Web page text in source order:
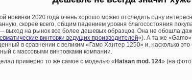
новинки 2020 года очень хорошо можно отследить одну
скорее всего, общим падением уровня благосостояния
выход на рынок все более дешевых образцов. Она не обошла
винтовки ведущих производителей«). А та же
в сравнении с великим «Гамо Хантер 1250» и, насколько
с массовыми винтовками компании.
примерно то же самое с моделью «Hatsan mod. 124» (на